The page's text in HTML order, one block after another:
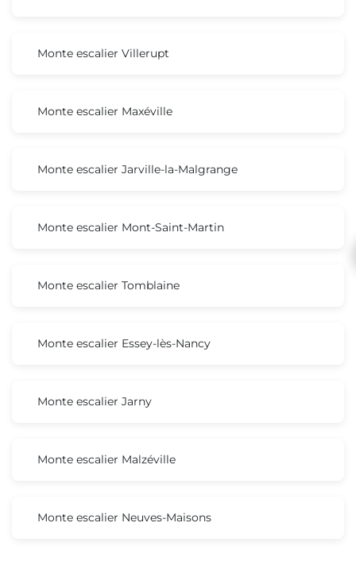
Monte escalier Villerupt
Monte escalier Maxéville
Monte escalier Jarville-la-Malgrange
Monte escalier Mont-Saint-Martin
Monte escalier Tomblaine
Monte escalier Essey-lès-Nancy
Monte escalier Jarny
Monte escalier Malzéville
Monte escalier Neuves-Maisons